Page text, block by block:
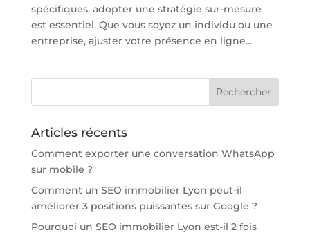
spécifiques, adopter une stratégie sur-mesure
est essentiel. Que vous soyez un individu ou une
entreprise, ajuster votre présence en ligne...
Articles récents
Comment exporter une conversation WhatsApp
sur mobile ?
Comment un SEO immobilier Lyon peut-il
améliorer 3 positions puissantes sur Google ?
Pourquoi un SEO immobilier Lyon est-il 2 fois